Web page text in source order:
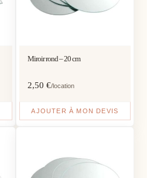
Miroir rond – 20 cm
2,50 €/location
AJOUTER À MON DEVIS